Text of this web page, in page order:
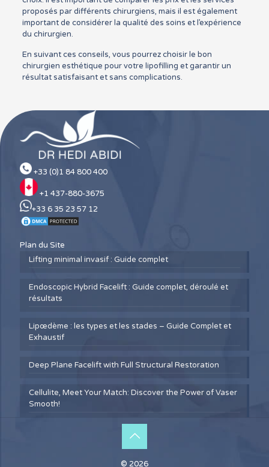
proposés par différents chirurgiens, mais il est également
important de considérer la qualité des soins et l’expérience
du chirurgien.
En suivant ces conseils, vous pourrez choisir le bon
chirurgien esthétique pour votre lipofilling et garantir un
résultat satisfaisant et sans complications.
+33 (0)1 84 800 400
+1 437-880-3675
+33 6 35 23 57 12
Plan du Site
Lifting minimal invasif : Guide complet
Endoscopic Hybrid Facelift : Guide complet, déroulé et
résultats
Lipœdème : les types et les stades – Guide Complet et
Exhaustif
Deep Plane Facelift with Full Structural Restoration
Cellulite, Meet Your Match: Discover the Power of Vaser
Smooth!
© 2026